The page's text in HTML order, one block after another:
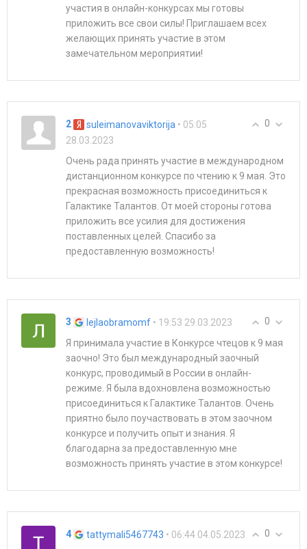
участия в онлайн-конкурсах мы готовы
приложить все свои силы! Приглашаем всех
желающих принять участие в этом
замечательном мероприятии!
0
2 suleimanovaviktorija • 05:05
28.03.2023
Очень рада принять участие в международном
дистанционном конкурсе по чтению к 9 мая. Это
прекрасная возможность присоединиться к
Галактике Талантов. От моей стороны готова
приложить все усилия для достижения
поставленных целей. Спасибо за
предоставленную возможность!
0
3 lejlaobramomf • 19:53 29.03.2023
Я принимала участие в Конкурсе чтецов к 9 мая
заочно! Это был международный заочный
конкурс, проводимый в России в онлайн-
режиме. Я была вдохновлена возможностью
присоединиться к Галактике Талантов. Очень
приятно было поучаствовать в этом заочном
конкурсе и получить опыт и знания. Я
благодарна за предоставленную мне
возможность принять участие в этом конкурсе!
0
4 tattymali5467743 • 06:44 04.05.2023